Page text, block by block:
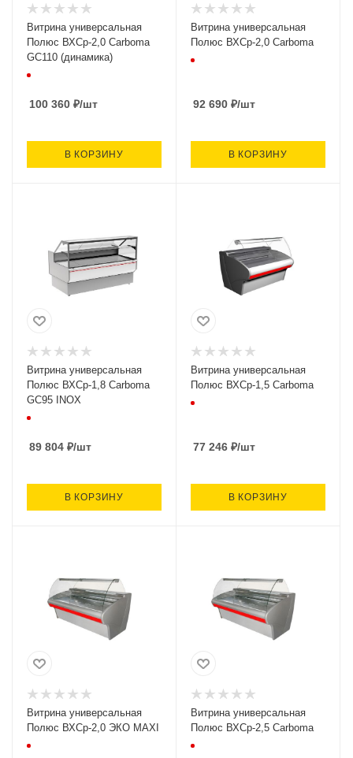
Витрина универсальная
Полюс ВХСр-2,0 Carboma
GC110 (динамика)
100 360 ₽/шт
В КОРЗИНУ
Витрина универсальная
Полюс ВХСр-2,0 Carboma
92 690 ₽/шт
В КОРЗИНУ
Витрина универсальная
Полюс ВХСр-1,8 Carboma
GC95 INOX
89 804 ₽/шт
В КОРЗИНУ
Витрина универсальная
Полюс ВХСр-1,5 Carboma
77 246 ₽/шт
В КОРЗИНУ
Витрина универсальная
Полюс ВХСр-2,0 ЭКО МАXI
Витрина универсальная
Полюс ВХСр-2,5 Carboma